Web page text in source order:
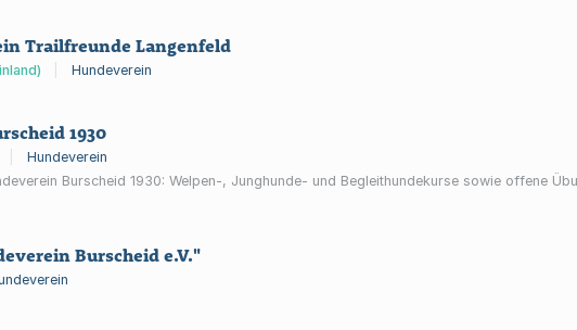
Trailfreunde Langenfeld
Hundeverein
1930
Hundeverein
Burscheid 1930: Welpen-, Junghunde- und Begleithundekurse sowie offene
Burscheid e.V."